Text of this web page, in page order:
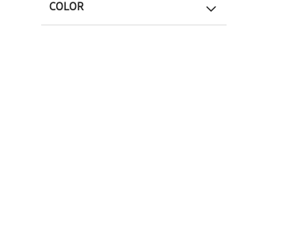
COLOR